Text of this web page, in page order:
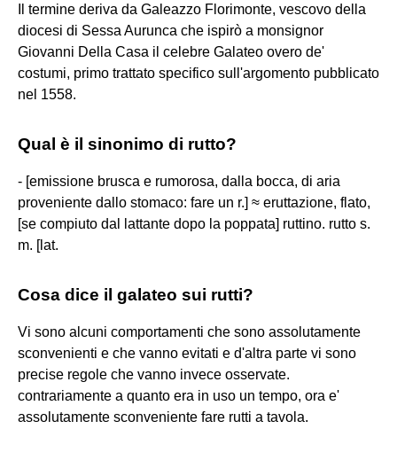
Il termine deriva da Galeazzo Florimonte, vescovo della
diocesi di Sessa Aurunca che ispirò a monsignor
Giovanni Della Casa il celebre Galateo overo de'
costumi, primo trattato specifico sull'argomento pubblicato
nel 1558.
Qual è il sinonimo di rutto?
- [emissione brusca e rumorosa, dalla bocca, di aria
proveniente dallo stomaco: fare un r.] ≈ eruttazione, flato,
[se compiuto dal lattante dopo la poppata] ruttino. rutto s.
m. [lat.
Cosa dice il galateo sui rutti?
Vi sono alcuni comportamenti che sono assolutamente
sconvenienti e che vanno evitati e d'altra parte vi sono
precise regole che vanno invece osservate.
contrariamente a quanto era in uso un tempo, ora e'
assolutamente sconveniente fare rutti a tavola.